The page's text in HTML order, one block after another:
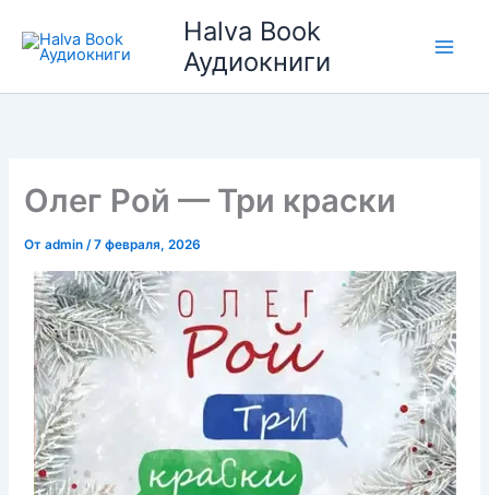
содержимому
Halva Book
Аудиокниги
Олег Рой — Три краски
Отadmin/7 февраля, 2026